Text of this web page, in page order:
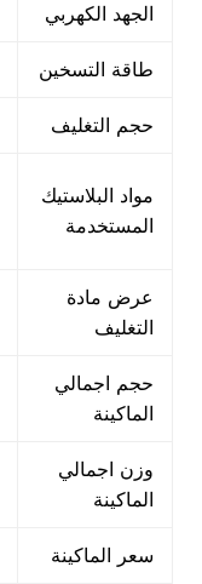
الجهد الكهربي
طاقة التسخين
حجم التغليف
مواد البلاستيك
المستخدمة
عرض مادة
التغليف
حجم اجمالي
الماكينة
وزن اجمالي
الماكينة
سعر الماكينة